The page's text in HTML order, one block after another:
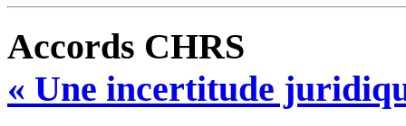
Accords CHRS
« Une incertitude